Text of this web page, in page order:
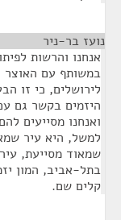
נועז בר-ניר
אנחנו והרשות
במשותף עם האוצר
לירושלים, כי זו
היזמים בקשר גם
ואנחנו מסייעים
למשל, היא עיר
שמאוד מסייעת,
בתל-אביב, המון
קלים שם.